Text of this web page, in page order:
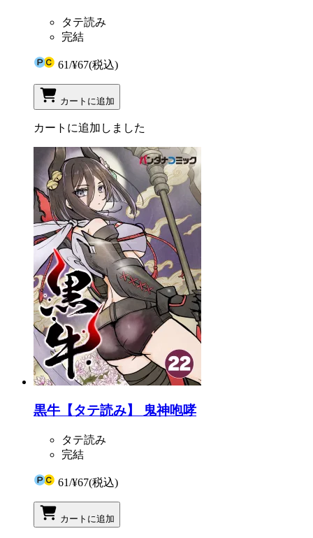
タテ読み
完結
61/¥67(税込)
カートに追加
カートに追加しました
黒牛【タテ読み】 鬼神咆哮
タテ読み
完結
61/¥67(税込)
カートに追加